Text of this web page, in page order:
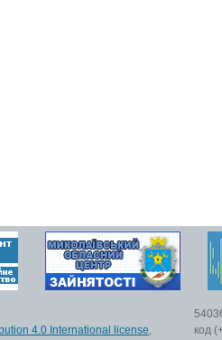
4.0 International license,
код